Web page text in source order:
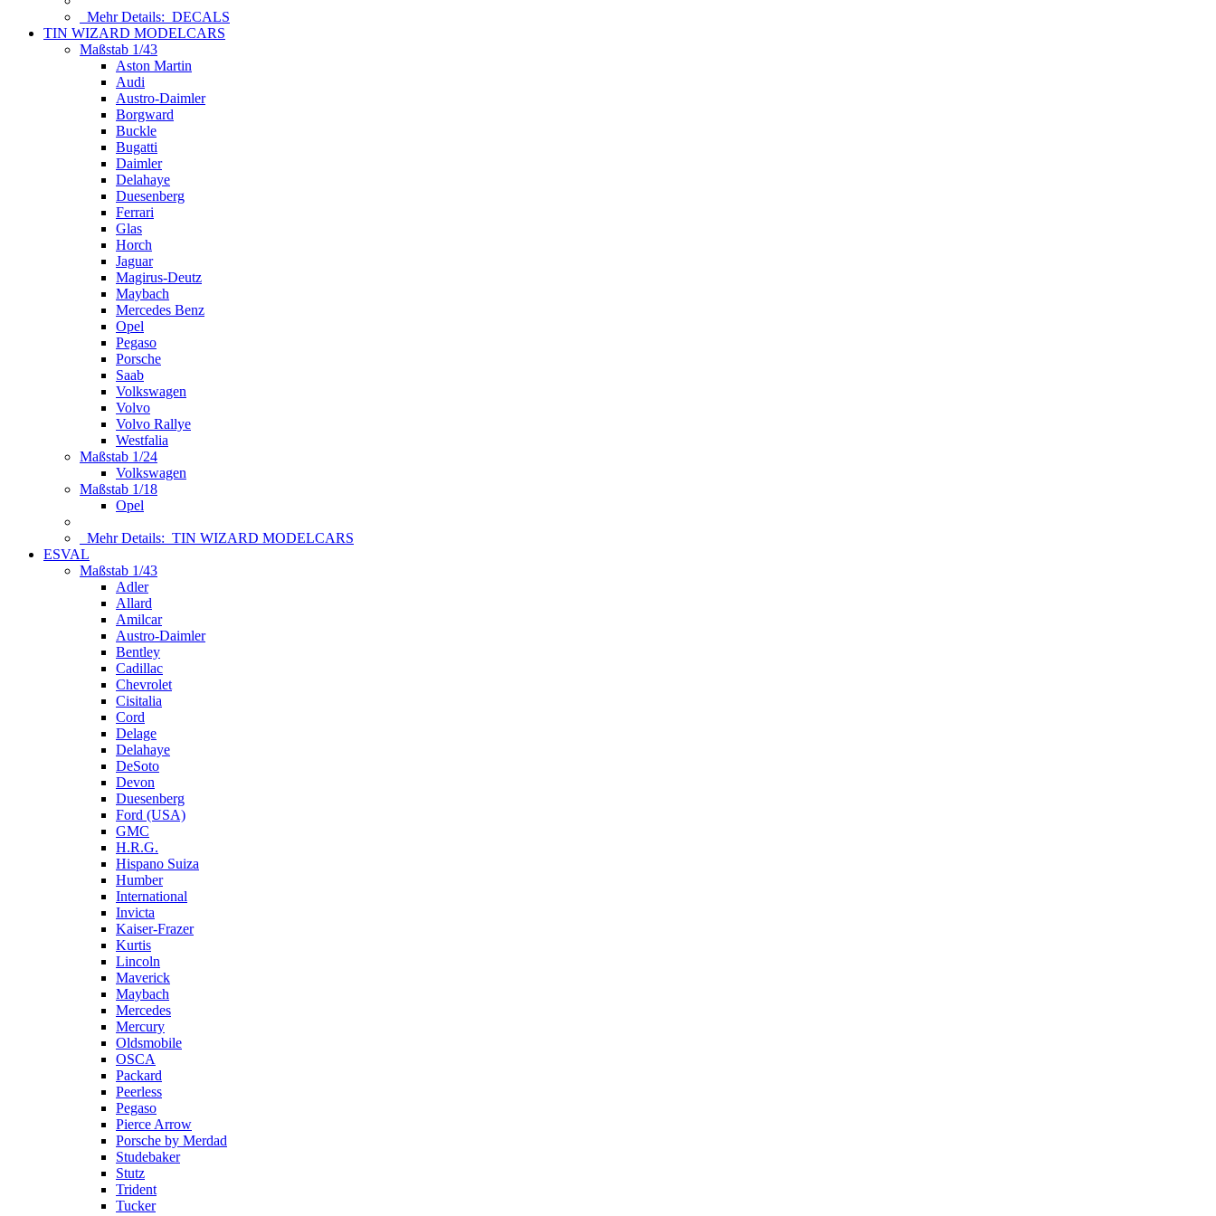
Mehr Details: DECALS
TIN WIZARD MODELCARS
Maßstab 1/43
Aston Martin
Audi
Austro-Daimler
Borgward
Buckle
Bugatti
Daimler
Delahaye
Duesenberg
Ferrari
Glas
Horch
Jaguar
Magirus-Deutz
Maybach
Mercedes Benz
Opel
Pegaso
Porsche
Saab
Volkswagen
Volvo
Volvo Rallye
Westfalia
Maßstab 1/24
Volkswagen
Maßstab 1/18
Opel
Mehr Details: TIN WIZARD MODELCARS
ESVAL
Maßstab 1/43
Adler
Allard
Amilcar
Austro-Daimler
Bentley
Cadillac
Chevrolet
Cisitalia
Cord
Delage
Delahaye
DeSoto
Devon
Duesenberg
Ford (USA)
GMC
H.R.G.
Hispano Suiza
Humber
International
Invicta
Kaiser-Frazer
Kurtis
Lincoln
Maverick
Maybach
Mercedes
Mercury
Oldsmobile
OSCA
Packard
Peerless
Pegaso
Pierce Arrow
Porsche by Merdad
Studebaker
Stutz
Trident
Tucker